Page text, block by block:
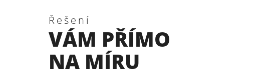
Řešení
VÁM PŘÍMO
NA MÍRU